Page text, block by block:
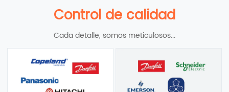
Control de calidad
Cada detalle, somos meticulosos...